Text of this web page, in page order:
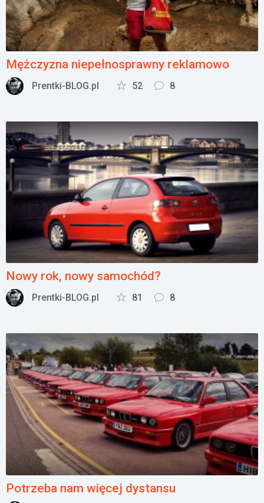
Mężczyzna niepełnosprawny reklamowo
Prentki-BLOG.pl 52 8
Nowy rok, nowy samochód?
Prentki-BLOG.pl 81 8
Potrzeba nam więcej dystansu